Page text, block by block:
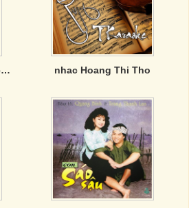
Nhạc Vàng tuyển chọn của Phương Anh nhac Hoang Thi Tho